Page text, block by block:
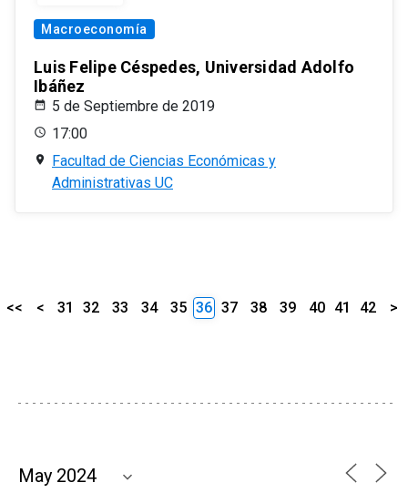
Macroeconomía
Luis Felipe Céspedes, Universidad Adolfo
Ibáñez
5 de Septiembre de 2019
17:00
Facultad de Ciencias Económicas y
Administrativas UC
<< < 31 32 33 34 35 36 37 38 39 40 41 42 >